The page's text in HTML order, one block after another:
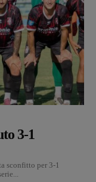
3-1
sconfitto per 3-1